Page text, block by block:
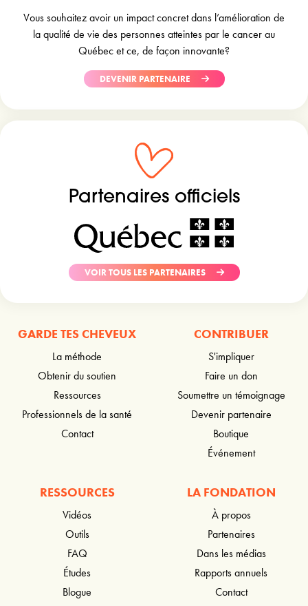
Vous souhaitez avoir un impact concret dans l’amélioration de
la qualité de vie des personnes atteintes par le cancer au
Québec et ce, de façon innovante?
DEVENIR PARTENAIRE
Partenaires officiels
VOIR TOUS LES PARTENAIRES
GARDE TES CHEVEUX
La méthode
Obtenir du soutien
Ressources
Professionnels de la santé
Contact
CONTRIBUER
S'impliquer
Faire un don
Soumettre un témoignage
Devenir partenaire
Boutique
Événement
RESSOURCES
Vidéos
Outils
FAQ
Études
Blogue
LA FONDATION
À propos
Partenaires
Dans les médias
Rapports annuels
Contact